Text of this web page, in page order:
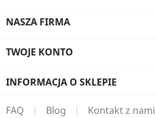
NASZA FIRMA
TWOJE KONTO
INFORMACJA O SKLEPIE
FAQ | Blog | Kontakt z nami